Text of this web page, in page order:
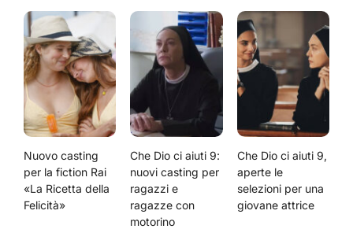
Nuovo casting
per la fiction Rai
«La Ricetta della
Felicità»
Che Dio ci aiuti 9:
nuovi casting per
ragazzi e
ragazze con
motorino
Che Dio ci aiuti 9,
aperte le
selezioni per una
giovane attrice